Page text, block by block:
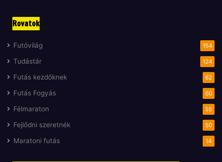
Rovatok
Futóvilág 154
Tudástár 124
Futás kezdőknek 62
Futás Fogyás 60
Félmaraton 55
Fejlődni szeretnék 50
Maratoni futás 14